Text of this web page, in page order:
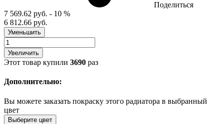
Поделиться
7 569.62 руб. - 10 %
6 812.66 руб.
Уменьшить
Увеличить
Этот товар купили 3690 раз
Дополнительно:
Вы можете заказать покраску этого радиатора в выбранный
цвет
Выберите цвет